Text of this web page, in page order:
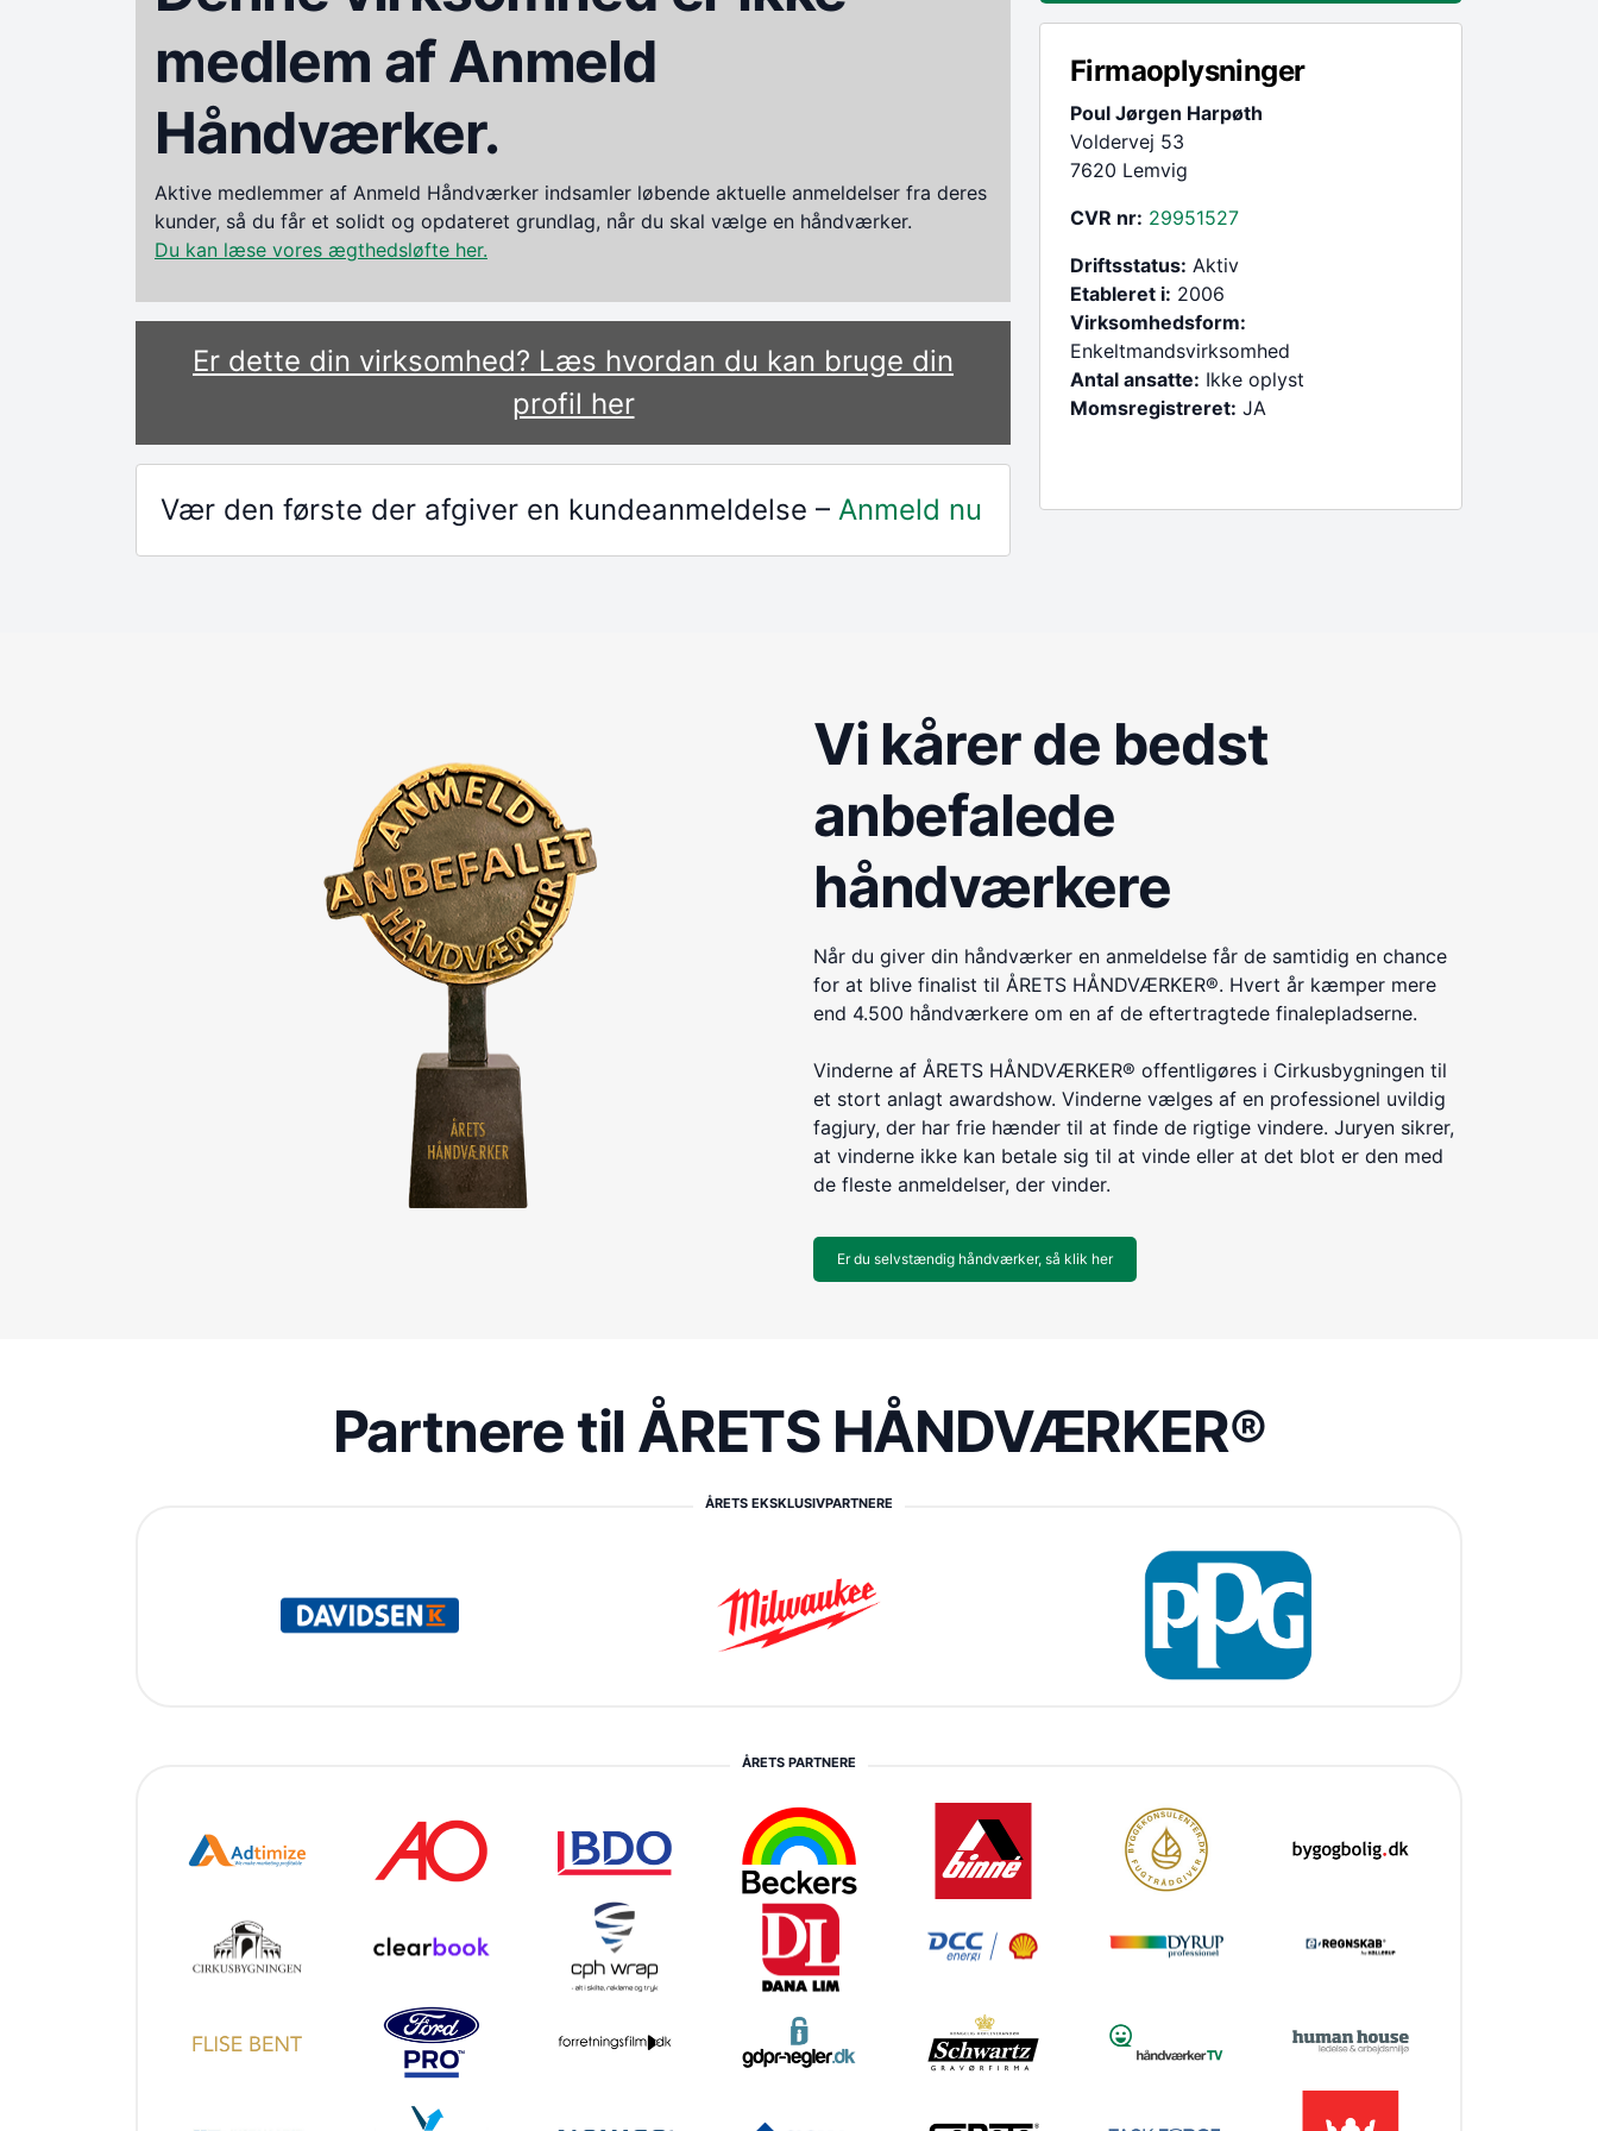
medlem af Anmeld
Håndværker.
Aktive medlemmer af Anmeld Håndværker indsamler løbende aktuelle anmeldelser fra deres
kunder, så du får et solidt og opdateret grundlag, når du skal vælge en håndværker.
Du kan læse vores ægthedsløfte her.
Er dette din virksomhed? Læs hvordan du kan bruge din
profil her
Vær den første der afgiver en kundeanmeldelse – Anmeld nu
Firmaoplysninger
Poul Jørgen Harpøth
Voldervej 53
7620 Lemvig
CVR nr: 29951527
Driftsstatus: Aktiv
Etableret i: 2006
Virksomhedsform:
Enkeltmandsvirksomhed
Antal ansatte: Ikke oplyst
Momsregistreret: JA
Vi kårer de bedst
anbefalede
håndværkere
Når du giver din håndværker en anmeldelse får de samtidig en chance
for at blive finalist til ÅRETS HÅNDVÆRKER®. Hvert år kæmper mere
end 4.500 håndværkere om en af de eftertragtede finalepladserne.
Vinderne af ÅRETS HÅNDVÆRKER® offentligøres i Cirkusbygningen til
et stort anlagt awardshow. Vinderne vælges af en professionel uvildig
fagjury, der har frie hænder til at finde de rigtige vindere. Juryen sikrer,
at vinderne ikke kan betale sig til at vinde eller at det blot er den med
de fleste anmeldelser, der vinder.
Er du selvstændig håndværker, så klik her
Partnere til ÅRETS HÅNDVÆRKER®
ÅRETS EKSKLUSIVPARTNERE
ÅRETS PARTNERE